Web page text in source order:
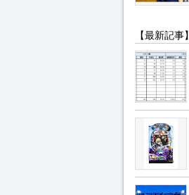
【最新記事】